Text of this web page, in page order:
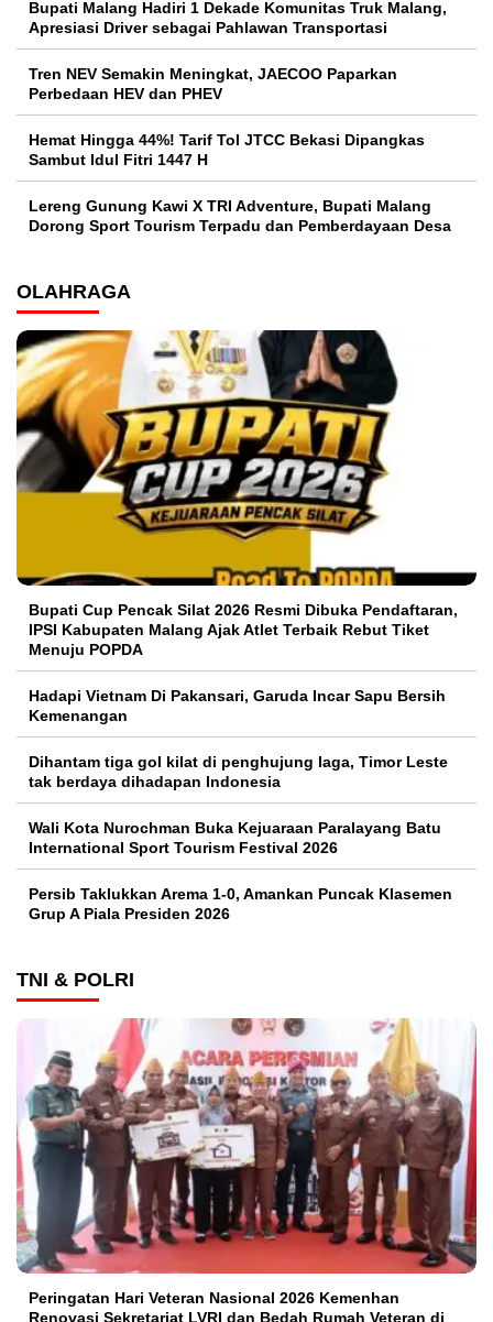
Bupati Malang Hadiri 1 Dekade Komunitas Truk Malang,
Apresiasi Driver sebagai Pahlawan Transportasi
Tren NEV Semakin Meningkat, JAECOO Paparkan
Perbedaan HEV dan PHEV
Hemat Hingga 44%! Tarif Tol JTCC Bekasi Dipangkas
Sambut Idul Fitri 1447 H
Lereng Gunung Kawi X TRI Adventure, Bupati Malang
Dorong Sport Tourism Terpadu dan Pemberdayaan Desa
OLAHRAGA
Bupati Cup Pencak Silat 2026 Resmi Dibuka Pendaftaran,
IPSI Kabupaten Malang Ajak Atlet Terbaik Rebut Tiket
Menuju POPDA
Hadapi Vietnam Di Pakansari, Garuda Incar Sapu Bersih
Kemenangan
Dihantam tiga gol kilat di penghujung laga, Timor Leste
tak berdaya dihadapan Indonesia
Wali Kota Nurochman Buka Kejuaraan Paralayang Batu
International Sport Tourism Festival 2026
Persib Taklukkan Arema 1-0, Amankan Puncak Klasemen
Grup A Piala Presiden 2026
TNI & POLRI
Peringatan Hari Veteran Nasional 2026 Kemenhan
Renovasi Sekretariat LVRI dan Bedah Rumah Veteran di